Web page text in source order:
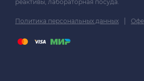
реактивы, лабораторная посуда.
Политика персональных данных |